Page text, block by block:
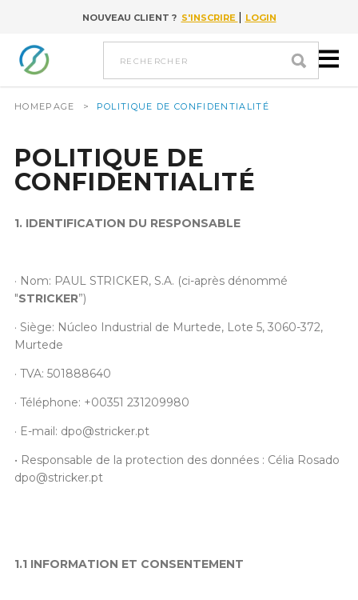
Go to contentNOUVEAU CLIENT ? S'INSCRIRE | LOGIN
rechercher
HOMEPAGE > POLITIQUE DE CONFIDENTIALITÉ
POLITIQUE DE
CONFIDENTIALITÉ
1. IDENTIFICATION DU RESPONSABLE
· Nom: PAUL STRICKER, S.A. (ci-après dénommé
"STRICKER”)
· Siège: Núcleo Industrial de Murtede, Lote 5, 3060-372,
Murtede
· TVA: 501888640
· Téléphone: +00351 231209980
· E-mail: dpo@stricker.pt
• Responsable de la protection des données : Célia Rosado
dpo@stricker.pt
1.1 INFORMATION ET CONSENTEMENT